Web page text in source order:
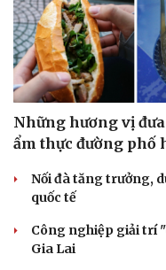
Sân khấu - Điện ảnh
Những hương vị
ẩm thực đường phố
Nối đà tăng trưởng,
quốc tế
Công nghiệp giải trí
Gia Lai